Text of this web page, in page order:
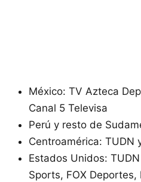
México: TV Azteca
Canal 5 Televisa
Perú y resto de
Centroamérica: TUDN
Estados Unidos:
Sports, FOX Deportes,